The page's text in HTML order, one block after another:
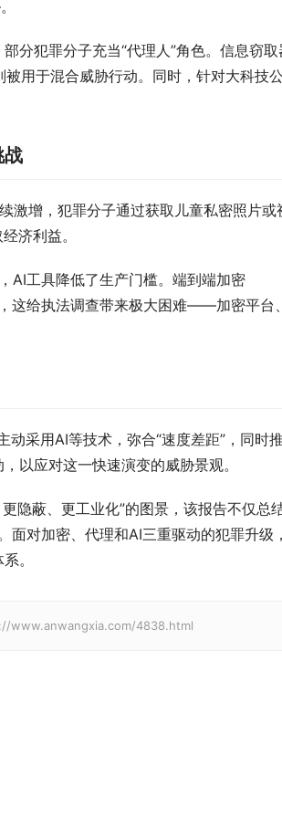
分犯罪分子充当“代理人”角色。信息窃取
用于混合威胁行动。同时，针对大科技公
战
激增，犯罪分子通过获取儿童私密照片或
济利益。
AI工具降低了生产门槛。端到端加密
这给执法调查带来极大困难——加密平台、
采用AI等技术，弥合“速度差距”，同时推
以应对这一快速演变的威胁景观。
隐蔽、更工业化”的图景，该报告不仅总
对加密、代理和AI三重驱动的犯罪升级，
。
www.anwangxia.com/4838.html